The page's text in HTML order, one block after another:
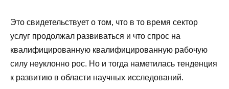
Это свидетельствует о том, что в то время сектор
услуг продолжал развиваться и что спрос на
квалифицированную квалифицированную рабочую
силу неуклонно рос. Но и тогда наметилась тенденция
к развитию в области научных исследований.